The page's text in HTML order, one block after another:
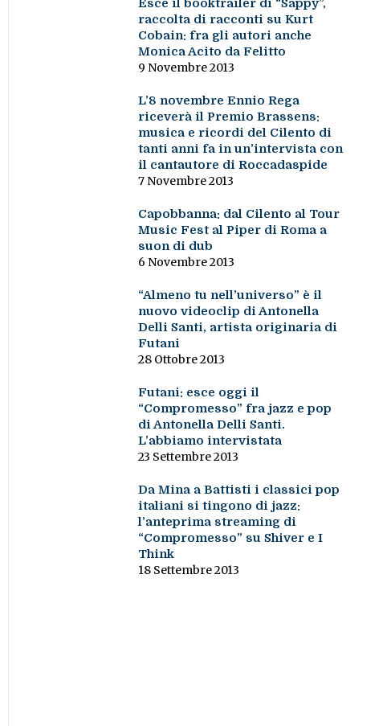
Esce il booktrailer di “Sappy”,
raccolta di racconti su Kurt
Cobain: fra gli autori anche
Monica Acito da Felitto
9 Novembre 2013
L’8 novembre Ennio Rega
riceverà il Premio Brassens:
musica e ricordi del Cilento di
tanti anni fa in un’intervista con
il cantautore di Roccadaspide
7 Novembre 2013
Capobbanna: dal Cilento al Tour
Music Fest al Piper di Roma a
suon di dub
6 Novembre 2013
“Almeno tu nell’universo” è il
nuovo videoclip di Antonella
Delli Santi, artista originaria di
Futani
28 Ottobre 2013
Futani: esce oggi il
“Compromesso” fra jazz e pop
di Antonella Delli Santi.
L’abbiamo intervistata
23 Settembre 2013
Da Mina a Battisti i classici pop
italiani si tingono di jazz:
l’anteprima streaming di
“Compromesso” su Shiver e I
Think
18 Settembre 2013